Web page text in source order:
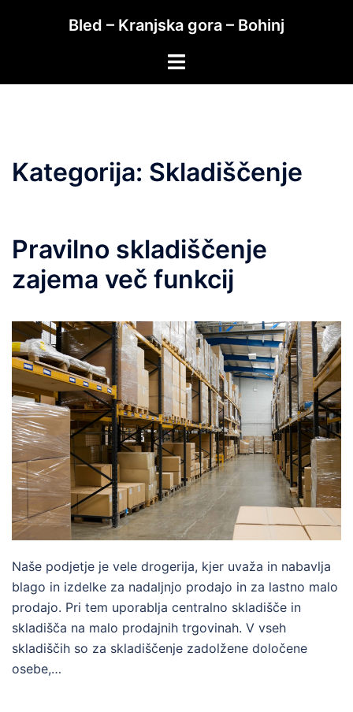
Bled – Kranjska gora – Bohinj
Toggle
Kategorija: Skladiščenje
Pravilno skladiščenje
zajema več funkcij
Naše podjetje je vele drogerija, kjer uvaža in nabavlja
blago in izdelke za nadaljnjo prodajo in za lastno malo
prodajo. Pri tem uporablja centralno skladišče in
skladišča na malo prodajnih trgovinah. V vseh
skladiščih so za skladiščenje zadolžene določene
osebe,…